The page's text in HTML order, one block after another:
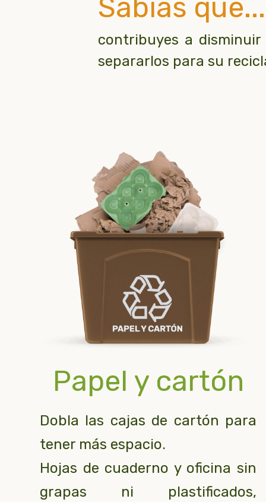
Sabías que...
contribuyes a
separarlos para su
Papel y cartón
Dobla las cajas de cartón para
tener más espacio.
Hojas de cuaderno y oficina sin
grapas ni plastificados,